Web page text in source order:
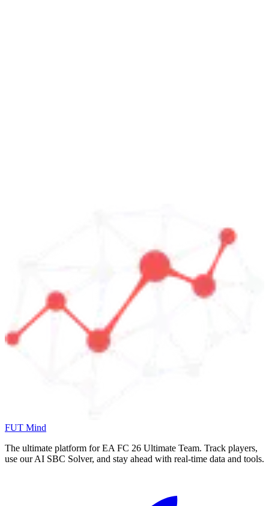
FUT Mind
The ultimate platform for EA FC 26 Ultimate Team. Track players,
use our AI SBC Solver, and stay ahead with real-time data and tools.